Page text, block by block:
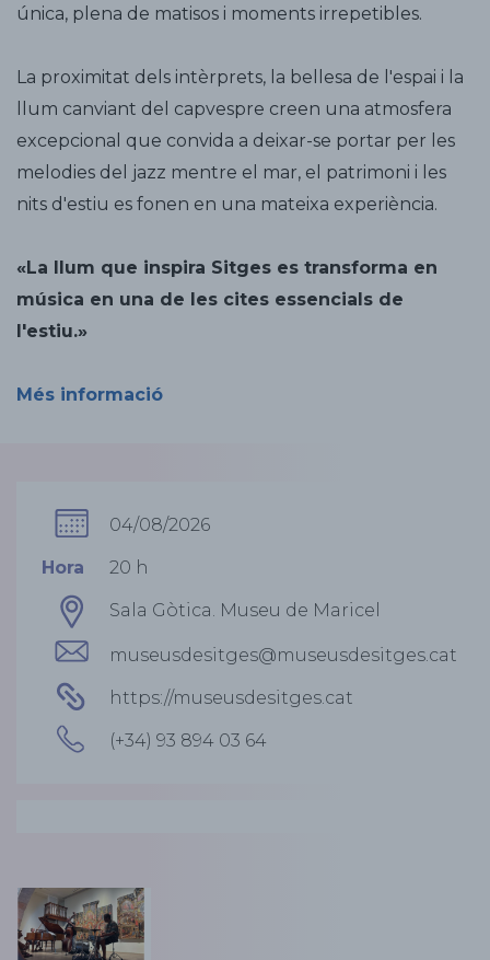
única, plena de matisos i moments irrepetibles.
La proximitat dels intèrprets, la bellesa de l'espai i la
llum canviant del capvespre creen una atmosfera
excepcional que convida a deixar-se portar per les
melodies del jazz mentre el mar, el patrimoni i les
nits d'estiu es fonen en una mateixa experiència.
«La llum que inspira Sitges es transforma en
música en una de les cites essencials de
l'estiu.»
Més informació
04/08/2026
Hora 20 h
Sala Gòtica. Museu de Maricel
museusdesitges@museusdesitges.cat
https://museusdesitges.cat
(+34) 93 894 03 64